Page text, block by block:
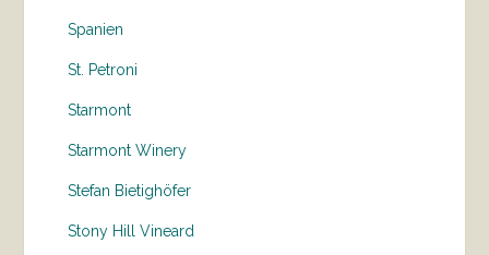
Spanien
St. Petroni
Starmont
Starmont Winery
Stefan Bietighöfer
Stony Hill Vineard